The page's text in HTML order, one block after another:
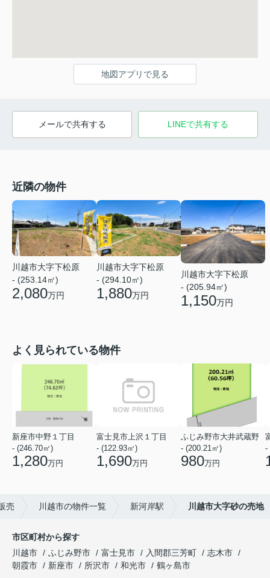
地図アプリで見る
メールで共有する LINEで共有する
近隣の物件
川越市大字下松原
- (253.14㎡)
2,080万円
川越市大字下松原
- (294.10㎡)
1,880万円
川越市大字下松原
- (205.94㎡)
1,150万円
よく見られている物件
新座市中野１丁目
- (246.70㎡)
1,280万円
富士見市上沢１丁目
- (122.93㎡)
1,690万円
ふじみ野市大井武蔵野
- (200.21㎡)
980万円
-
売 川越市の物件一覧 新河岸駅 川越市大字砂の売地
市区町村から探す
川越市
ふじみ野市 富士見市 入間郡三芳町
志木市
朝霞市
新座市 所沢市 和光市
鶴ヶ島市